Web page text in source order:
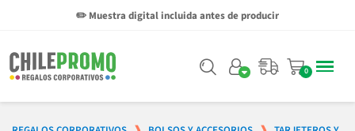
✏️ Muestra digital incluida antes de producir